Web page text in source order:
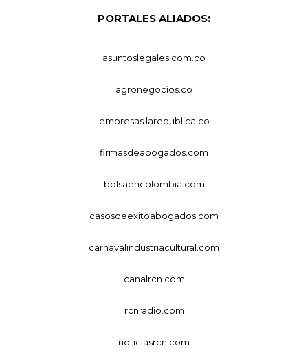
PORTALES ALIADOS:
asuntoslegales.com.co
agronegocios.co
empresas.larepublica.co
firmasdeabogados.com
bolsaencolombia.com
casosdeexitoabogados.com
carnavalindustriacultural.com
canalrcn.com
rcnradio.com
noticiasrcn.com